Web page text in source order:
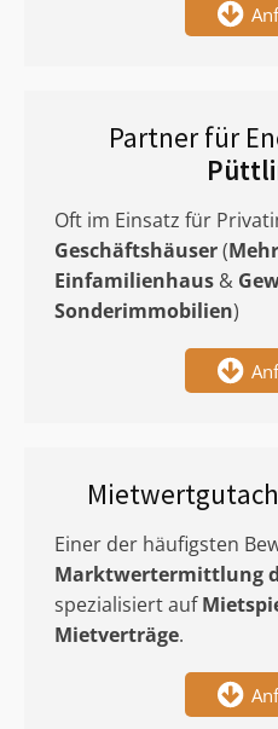
Partner für
Oft im Einsatz für
Geschäftshäuser(
Einfamilienhaus &
Sonderimmobilien)
Einer der häufigsten
Marktwertermittlung
spezialisiert auf
Mietverträge.